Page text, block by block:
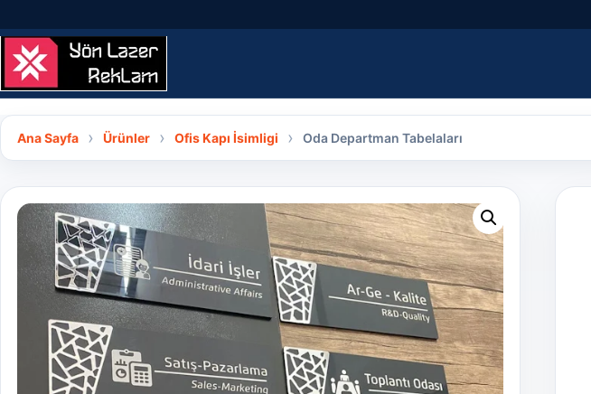
Ana Sayfa Ürünler Ofis Kapı İsimligi Oda Departman Tabelaları